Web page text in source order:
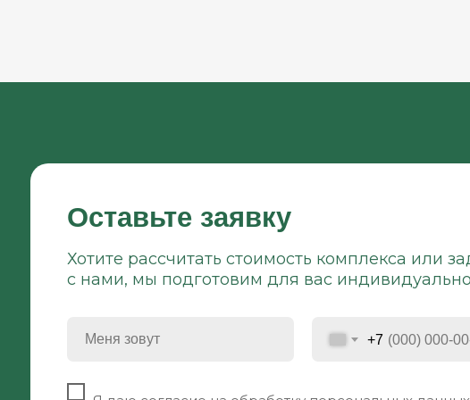
Хотите рассчитать стоимость комплекса или
с нами, мы подготовим для вас
Оставьте заявку
+7